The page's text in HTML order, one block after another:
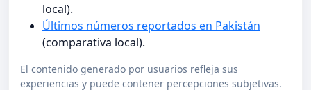
local).
Últimos números reportados en Pakistán
(comparativa local).
El contenido generado por usuarios refleja sus
experiencias y puede contener percepciones subjetivas.